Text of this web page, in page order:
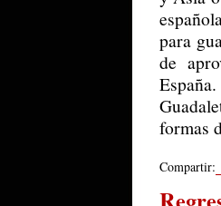
para
de
formas
Compartir: